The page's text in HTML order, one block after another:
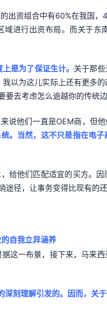
出资组合中有60%在我国
进行出资布局。而关于
是为了保证生计。 关于那
以为这儿实际上还有更多
要去考虑怎么逾越你的传统
说他们一直是OEM商，但
。当然，这不只是指在电
给他们匹配适宜的买方。
径，让事务变得比现有的
自我立异涵养
这一布景，接下来，马来
刻理解引发的。因而，关